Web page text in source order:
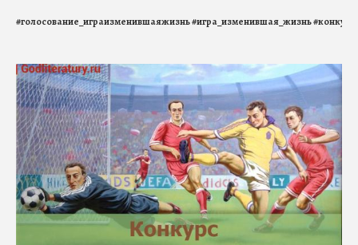
#голосование_играизменившаяжизнь#игра_изменившая_жизнь#